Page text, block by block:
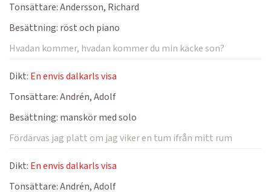
Tonsättare:Andersson, Richard
Besättning: röst och piano
Hvadan kommer, hvadan kommer du min käcke son?
Dikt: En envis dalkarls visa
Tonsättare:Andrén, Adolf
Besättning: manskör med solo
Fördärvas jag platt om jag viker en tum ifrån mitt rum
Dikt: En envis dalkarls visa
Tonsättare:Andrén, Adolf